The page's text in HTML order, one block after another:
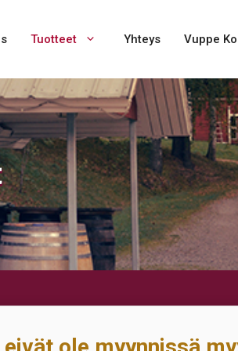
Tuotteet Yhteys Vuppe